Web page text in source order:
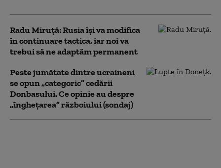
Radu Miruță: Rusia își va modifica
în continuare tactica, iar noi va
trebui să ne adaptăm permanent
Peste jumătate dintre ucraineni
se opun „categoric” cedării
Donbasului. Ce opinie au despre
„înghețarea” războiului (sondaj)